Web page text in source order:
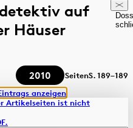
auf
Häuser
2010 SeitenS.189–189
anzeigen
Artikelseiten ist nicht